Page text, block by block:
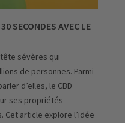
SECONDES AVEC LE
sévères qui
de personnes. Parmi
d’elles, le CBD
ses propriétés
Cet article explore l’idée